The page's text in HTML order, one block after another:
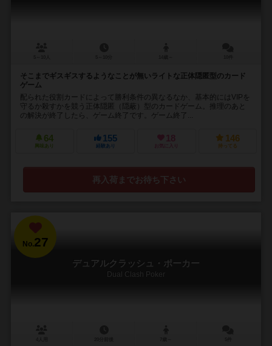
そこまでギスギスするようなことが無いライトな正体隠匿型のカード
ゲーム
配られた役割カードによって勝利条件の異なるなか、基本的にはVIPを
守るか殺すかを競う正体隠匿（隠蔽）型のカードゲーム。推理のあと
の解決が終了したら、ゲーム終了です。ゲーム終了...
64
興味あり
155
経験あり
18
お気に入り
146
持ってる
再入荷までお待ち下さい
No.27
デュアルクラッシュ・ポーカー
Dual Clash Poker